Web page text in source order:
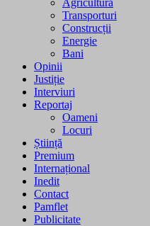
Agricultură
Transporturi
Construcții
Energie
Bani
Opinii
Justiție
Interviuri
Reportaj
Oameni
Locuri
Știință
Premium
Internațional
Inedit
Contact
Pamflet
Publicitate